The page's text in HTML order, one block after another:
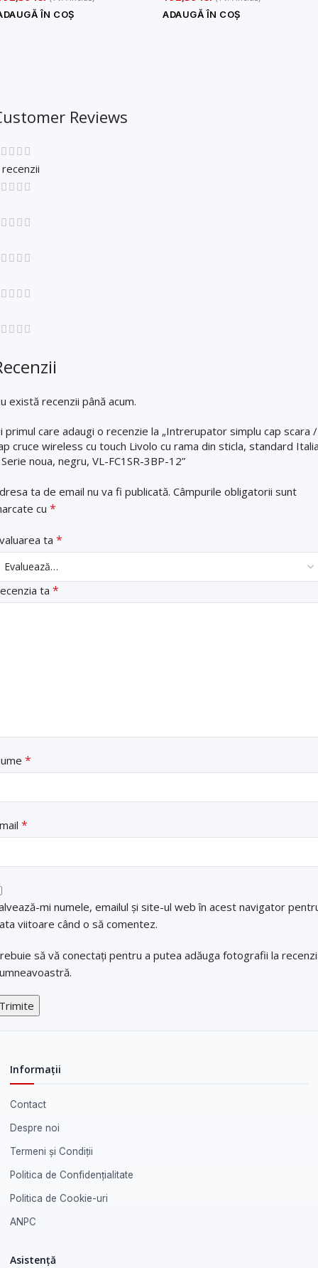
ÎN COȘ ADAUGĂ ÎN COȘ
Reviews
există recenzii până acum.
primul care adaugi o recenzie la „Intrerupator simplu cap scara /
cruce wireless cu touch Livolo cu rama din sticla, standard
noua, negru, VL-FC1SR-3BP-12”
ta de email nu va fi publicată. Câmpurile obligatorii sunt
cu *
ta *
ta *
*
*
mi numele, emailul și site-ul web în acest navigator
viitoare când o să comentez.
să vă conectați pentru a putea adăuga fotografii la
Informații
Contact
Despre noi
Termeni și Condiții
Politica de Confidențialitate
Politica de Cookie-uri
ANPC
Asistență